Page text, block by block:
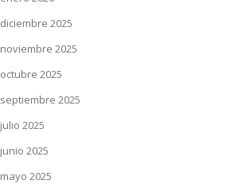
diciembre 2025
noviembre 2025
octubre 2025
septiembre 2025
julio 2025
junio 2025
mayo 2025